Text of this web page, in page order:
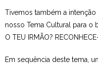
Tivemos também a
nosso Tema Cultural para o
O TEU IRMÃO?
Em sequência deste tema,